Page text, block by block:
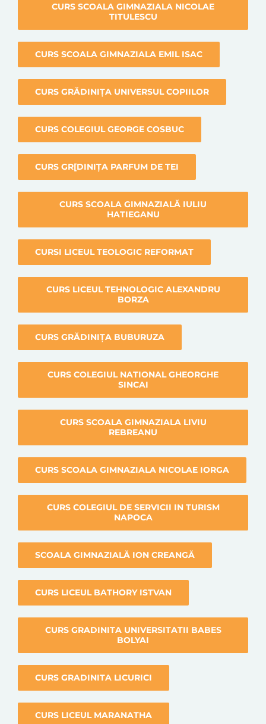
CURS SCOALA GIMNAZIALA NICOLAE
TITULESCU
CURS SCOALA GIMNAZIALA EMIL ISAC
CURS GRĂDINIȚA UNIVERSUL COPIILOR
CURS COLEGIUL GEORGE COSBUC
CURS GR[DINIȚA PARFUM DE TEI
CURS SCOALA GIMNAZIALĂ IULIU
HATIEGANU
CURSI LICEUL TEOLOGIC REFORMAT
CURS LICEUL TEHNOLOGIC ALEXANDRU
BORZA
CURS GRĂDINIȚA BUBURUZA
CURS COLEGIUL NATIONAL GHEORGHE
SINCAI
CURS SCOALA GIMNAZIALA LIVIU
REBREANU
CURS SCOALA GIMNAZIALA NICOLAE IORGA
CURS COLEGIUL DE SERVICII IN TURISM
NAPOCA
SCOALA GIMNAZIALĂ ION CREANGĂ
CURS LICEUL BATHORY ISTVAN
CURS GRADINITA UNIVERSITATII BABES
BOLYAI
CURS GRADINITA LICURICI
CURS LICEUL MARANATHA